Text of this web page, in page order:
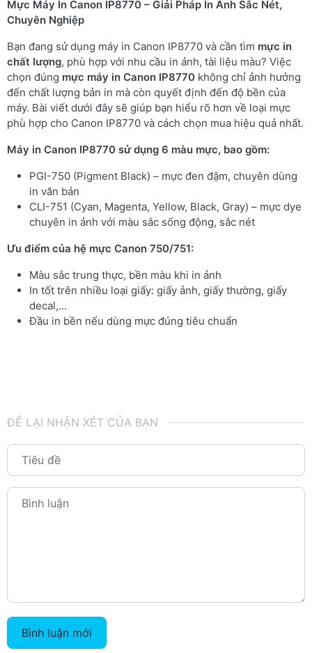
Mực Máy In Canon IP8770 – Giải Pháp In Ảnh Sắc Nét,
Chuyên Nghiệp
Bạn đang sử dụng máy in Canon IP8770 và cần tìm mực in
chất lượng, phù hợp với nhu cầu in ảnh, tài liệu màu? Việc
chọn đúng mực máy in Canon IP8770 không chỉ ảnh hưởng
đến chất lượng bản in mà còn quyết định đến độ bền của
máy. Bài viết dưới đây sẽ giúp bạn hiểu rõ hơn về loại mực
phù hợp cho Canon IP8770 và cách chọn mua hiệu quả nhất.
Máy in Canon IP8770 sử dụng 6 màu mực, bao gồm:
PGI-750 (Pigment Black) – mực đen đậm, chuyên dùng
in văn bản
CLI-751 (Cyan, Magenta, Yellow, Black, Gray) – mực dye
chuyên in ảnh với màu sắc sống động, sắc nét
Ưu điểm của hệ mực Canon 750/751:
Màu sắc trung thực, bền màu khi in ảnh
In tốt trên nhiều loại giấy: giấy ảnh, giấy thường, giấy
decal,...
Đầu in bền nếu dùng mực đúng tiêu chuẩn
ĐỂ LẠI NHẬN XÉT CỦA BẠN
Bình luận mới